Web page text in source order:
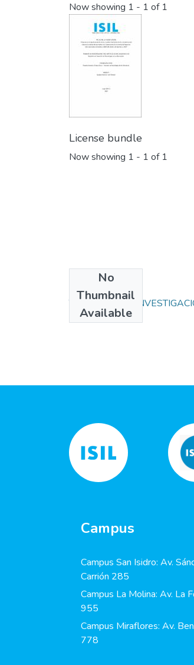
Now showing 1 - 1 of 1
License bundle
Now showing 1 - 1 of 1
No
Thumbnail
Available
Collections
TRABAJOS DE
Campus
Campus San Isidro: Av.
Carrión 285
Campus La Molina: Av. La
955
Campus Miraflores: Av.
778